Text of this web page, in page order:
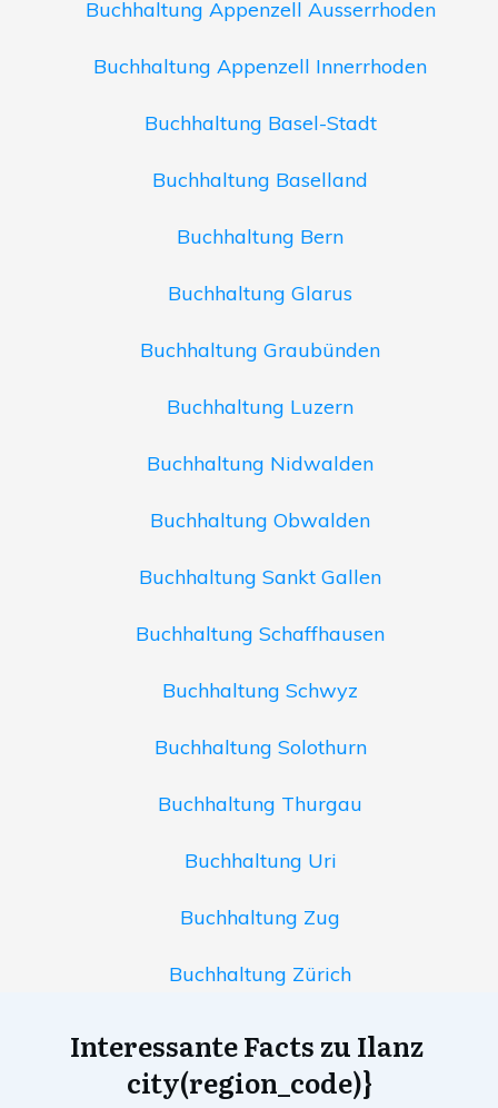
Buchhaltung Appenzell Ausserrhoden
Buchhaltung Appenzell Innerrhoden
Buchhaltung Basel-Stadt
Buchhaltung Baselland
Buchhaltung Bern
Buchhaltung Glarus
Buchhaltung Graubünden
Buchhaltung Luzern
Buchhaltung Nidwalden
Buchhaltung Obwalden
Buchhaltung Sankt Gallen
Buchhaltung Schaffhausen
Buchhaltung Schwyz
Buchhaltung Solothurn
Buchhaltung Thurgau
Buchhaltung Uri
Buchhaltung Zug
Buchhaltung Zürich
Interessante Facts zu Ilanz
city(region_code)}